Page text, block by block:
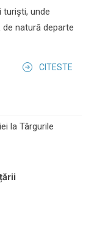
turiști, unde
natură departe
CITESTE
la Târgurile